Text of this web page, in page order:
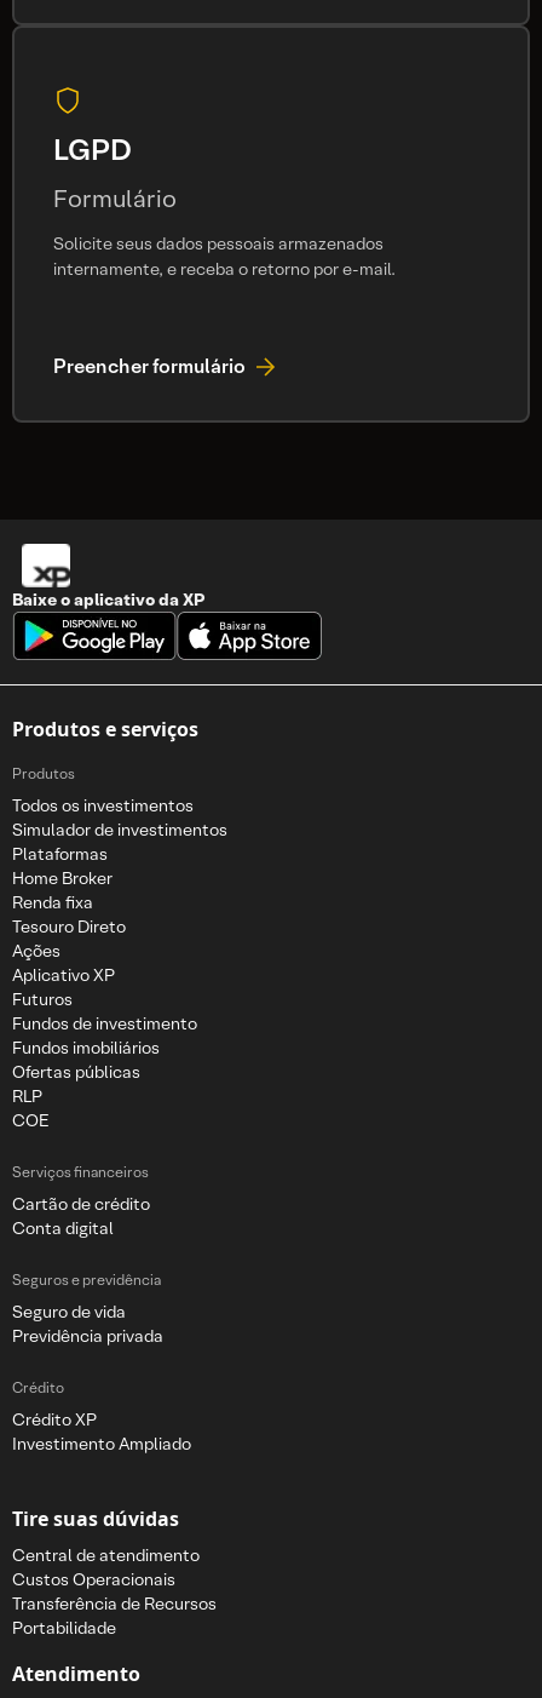
LGPD
Formulário
Solicite seus dados pessoais armazenados
internamente, e receba o retorno por e-mail.
Preencher formulário
Baixe o aplicativo daXP
Produtos e serviços
Produtos
Todos os investimentos
Simulador de investimentos
Plataformas
Home Broker
Renda fixa
Tesouro Direto
Ações
Aplicativo XP
Futuros
Fundos de investimento
Fundos imobiliários
Ofertas públicas
RLP
COE
Serviços financeiros
Cartão de crédito
Conta digital
Seguros e previdência
Seguro de vida
Previdência privada
Crédito
Crédito XP
Investimento Ampliado
Tire suas dúvidas
Central de atendimento
Custos Operacionais
Transferência de Recursos
Portabilidade
Atendimento